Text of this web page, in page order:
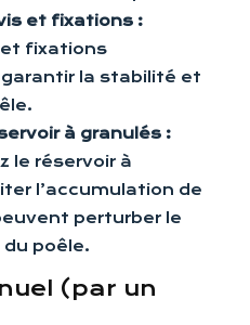
et fixations :
et fixations
la stabilité et
à granulés :
le réservoir à
l’accumulation de
perturber le
poêle.
(par un